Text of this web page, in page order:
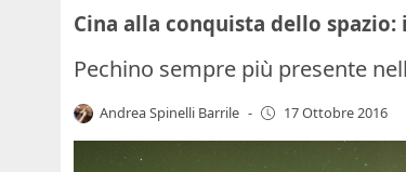
Cina alla conquista dello
Pechino sempre più presente
Andrea Spinelli Barrile - 17 Ottobre 2016